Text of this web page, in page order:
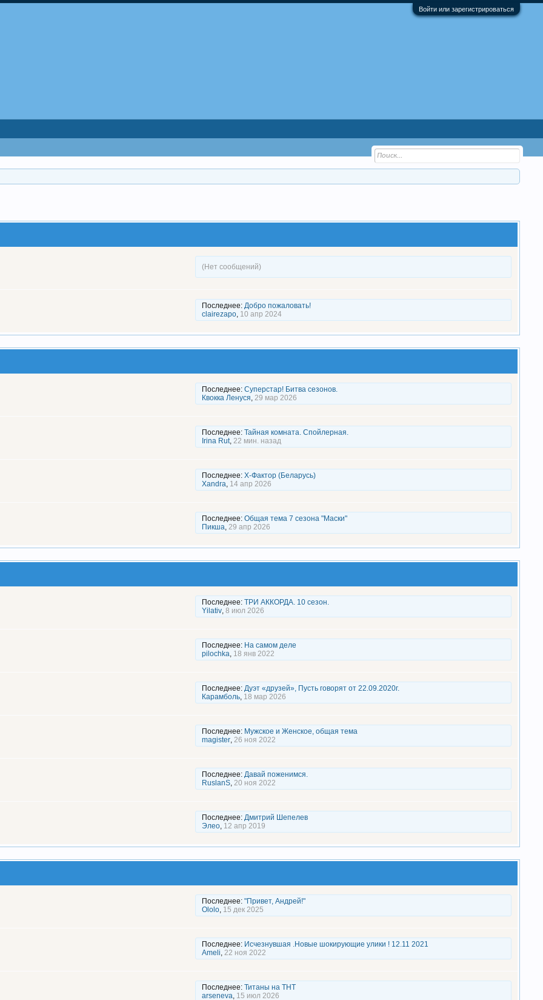
Войти или зарегистрироваться
(Нет сообщений)
Последнее: Добро пожаловать!
clairezapo, 10 апр 2024
Последнее: Суперстар! Битва сезонов.
Квокка Ленуся, 29 мар 2026
Последнее: Тайная комната. Спойлерная.
Irina Rut, 22 мин. назад
Последнее: X-Фактор (Беларусь)
Xandra, 14 апр 2026
Последнее: Общая тема 7 сезона "Маски"
Пикша, 29 апр 2026
Последнее: ТРИ АККОРДА. 10 сезон.
Yilativ, 8 июл 2026
Последнее: На самом деле
pilochka, 18 янв 2022
Последнее: Дуэт «друзей», Пусть говорят от 22.09.2020г.
Карамболь, 18 мар 2026
Последнее: Мужское и Женское, общая тема
magister, 26 ноя 2022
Последнее: Давай поженимся.
RuslanS, 20 ноя 2022
Последнее: Дмитрий Шепелев
Элео, 12 апр 2019
Последнее: "Привет, Андрей!"
Ololo, 15 дек 2025
Последнее: Исчезнувшая .Новые шокирующие улики ! 12.11 2021
Ameli, 22 ноя 2022
Последнее: Титаны на ТНТ
arseneva, 15 июл 2026